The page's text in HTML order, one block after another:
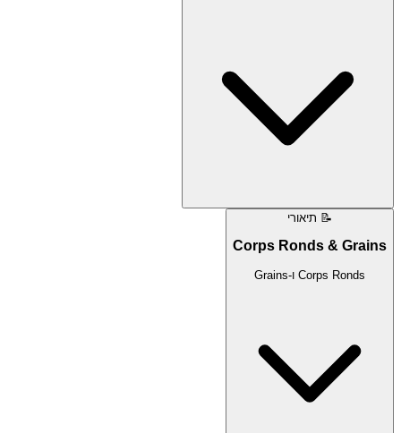
📝 תיאורי
Corps Ronds & Grains
Corps Ronds ו-Grains